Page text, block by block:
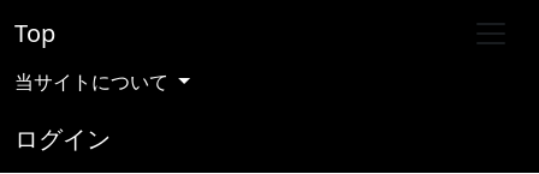
Top
当サイトについて
ログイン